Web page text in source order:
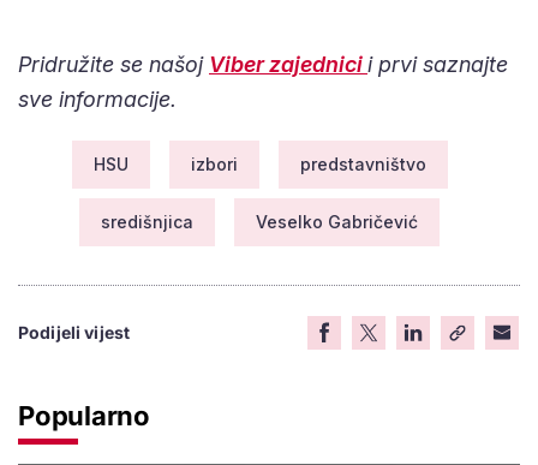
Pridružite se našoj Viber zajednicii prvi saznajte
sve informacije.
HSU izbori predstavništvo
središnjica Veselko Gabričević
Podijeli vijest
Popularno